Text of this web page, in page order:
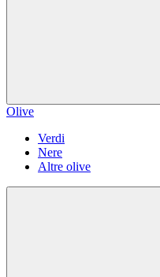
Olive
Verdi
Nere
Altre olive